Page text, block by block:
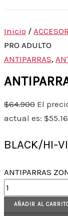
Inicio /
PRO ADULTO
ANTIPARRAS,
$64.900 El
actual es:
BLACK/HI-
ANTIPARRAS
AÑADIR AL